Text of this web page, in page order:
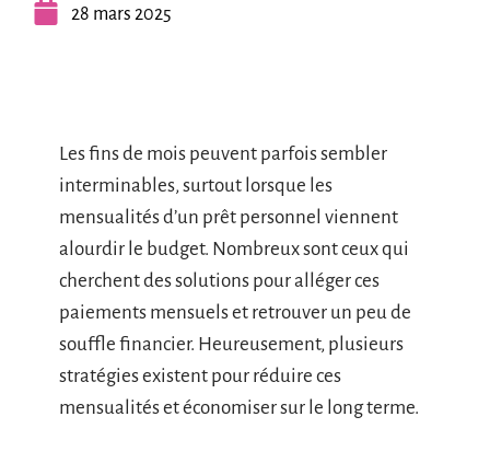
28 mars 2025
Les fins de mois peuvent parfois sembler
interminables, surtout lorsque les
mensualités d’un prêt personnel viennent
alourdir le budget. Nombreux sont ceux qui
cherchent des solutions pour alléger ces
paiements mensuels et retrouver un peu de
souffle financier. Heureusement, plusieurs
stratégies existent pour réduire ces
mensualités et économiser sur le long terme.